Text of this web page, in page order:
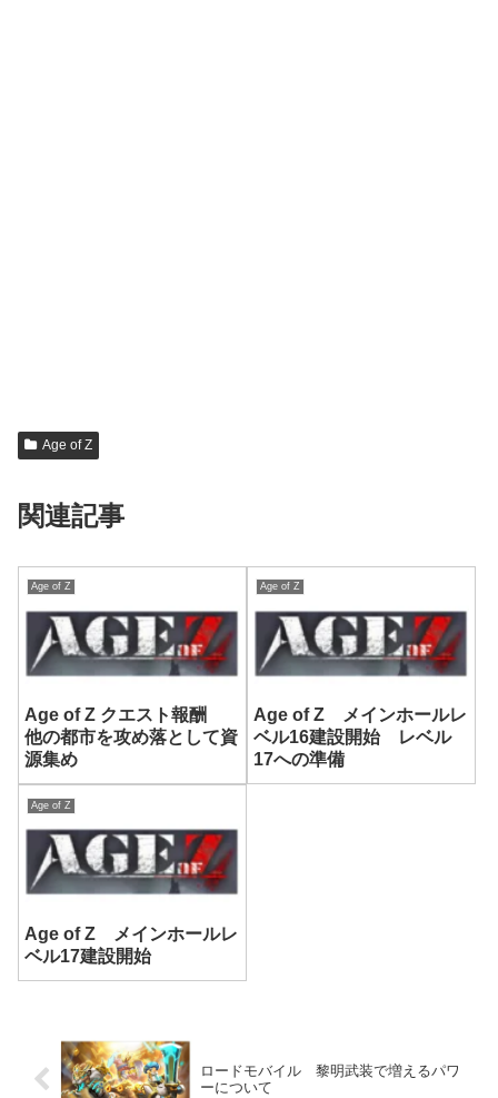
Age of Z
関連記事
Age of Z
Age of Z クエスト報酬
他の都市を攻め落として資
源集め
Age of Z
Age of Z メインホールレ
ベル16建設開始 レベル
17への準備
Age of Z
Age of Z メインホールレ
ベル17建設開始
ロードモバイル 黎明武装で増えるパワ
ーについて